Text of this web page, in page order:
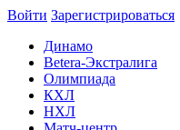
Войти Зарегиcтрироваться
Динамо
Betera-Экстралига
Олимпиада
КХЛ
НХЛ